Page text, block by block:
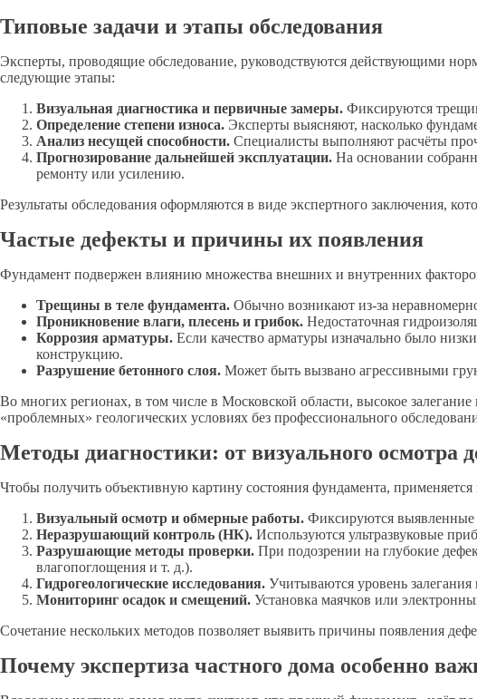
Типовые задачи и этапы обследования
Эксперты, проводящие обследование, руководствуются действующими
следующие этапы:
Визуальная диагностика и первичные замеры. Фиксируются
Определение степени износа. Эксперты выясняют, насколько
Анализ несущей способности. Специалисты выполняют расчёты
Прогнозирование дальнейшей эксплуатации. На основании
ремонту или усилению.
Результаты обследования оформляются в виде экспертного заключения,
Частые дефекты и причины их появления
Фундамент подвержен влиянию множества внешних и внутренних
Трещины в теле фундамента. Обычно возникают из-за
Проникновение влаги, плесень и грибок. Недостаточная
Коррозия арматуры. Если качество арматуры изначально было
конструкцию.
Разрушение бетонного слоя. Может быть вызвано агрессивными
Во многих регионах, в том числе в Московской области, высокое
«проблемных» геологических условиях без профессионального
Методы диагностики: от визуального осмотра
Чтобы получить объективную картину состояния фундамента, применяется
Визуальный осмотр и обмерные работы. Фиксируются выявленные
Неразрушающий контроль (НК). Используются ультразвуковые
Разрушающие методы проверки. При подозрении на глубокие
влагопоглощения и т. д.).
Гидрогеологические исследования. Учитываются уровень
Мониторинг осадок и смещений. Установка маячков или
Сочетание нескольких методов позволяет выявить причины появления
Почему экспертиза частного дома особенно